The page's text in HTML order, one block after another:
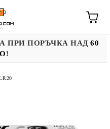
ПРИ ПОРЪЧКА НАД60
!